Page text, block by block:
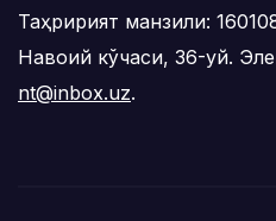
Таҳририят манзили:
Навоий кўчаси, 36-уй.
nt@inbox.uz.